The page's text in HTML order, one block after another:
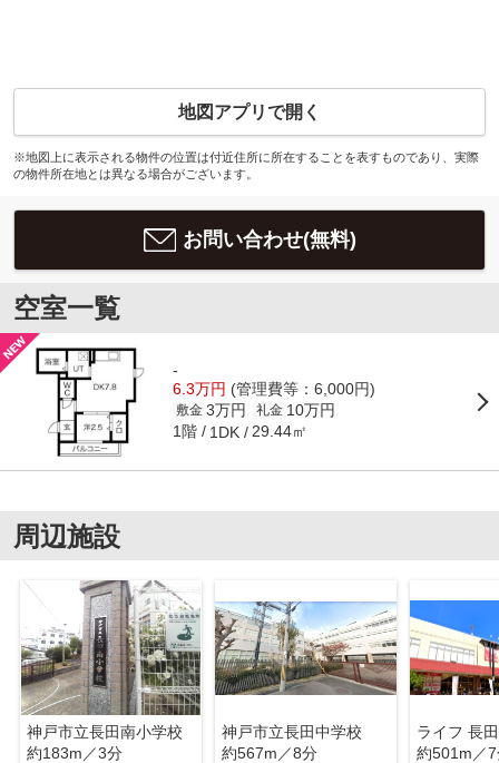
地図アプリで開く
※地図上に表示される物件の位置は付近住所に所在することを表すものであり、実際
の物件所在地とは異なる場合がございます。
お問い合わせ(無料)
空室一覧
-
6.3万円 (管理費等：6,000円)
敷金 3万円 礼金 10万円
1階 1DK 29.44㎡
周辺施設
神戸市立長田南小学校
約183m／3分
神戸市立長田中学校
約567m／8分
ライフ 長
約501m／